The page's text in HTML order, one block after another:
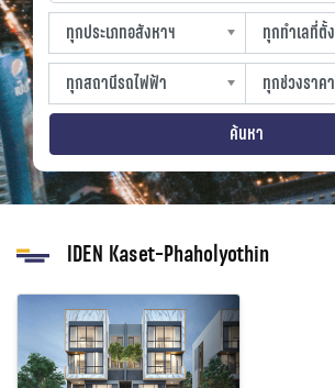
ทุกประเภทอสังหาฯ
ทุกประเภทอสังหาฯ
sproperty
ทุกทำเลที่ตั้ง
ทุกทำเลที่ตั้ง
slocation
ทุกสถานีรถไฟฟ้า
ทุกสถานีรถไฟฟ้า
strain-station
ทุกช่วงราคา
ทุกช่วงราคา
sprice
ค้นหา
IDEN Kaset-Phaholyothin